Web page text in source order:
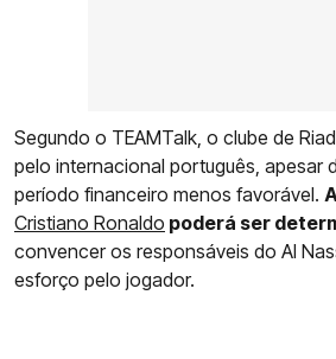
Segundo o TEAMTalk, o clube de
pelo internacional português, apesar
período financeiro menos favorável.
Cristiano Ronaldo poderá ser
convencer os responsáveis do Al
esforço pelo jogador.